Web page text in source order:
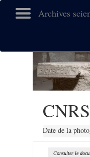
Archives
Date de la
Consulter le